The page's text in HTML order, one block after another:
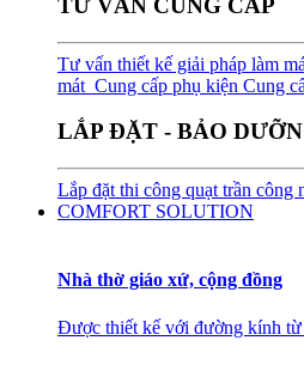
TƯ VẤN CUNG CẤP
Tư vấn thiết kế giải pháp làm
mát Cung cấp phụ kiện Cung
LẮP ĐẶT - BẢO
Lắp đặt thi công quạt trần công
COMFORT SOLUTION
Nhà thờ giáo xứ, cộng đồng
Được thiết kế với đường kính từ